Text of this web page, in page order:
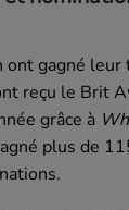
ont gagné
reçu le Brit
grâce à
plus de